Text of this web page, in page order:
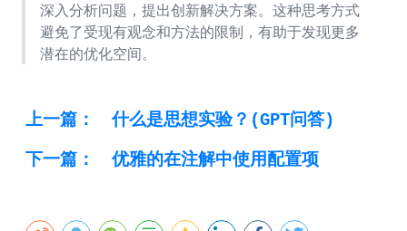
深入分析问题，提出创新解决方案。这种思考方式
避免了受现有观念和方法的限制，有助于发现更多
潜在的优化空间。
上一篇：
什么是思想实验？(GPT问答)
下一篇：
优雅的在注解中使用配置项